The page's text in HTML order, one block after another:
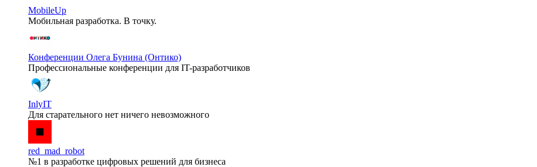
MobileUp
Мобильная разработка. В точку.
Конференции Олега Бунина (Онтико)
Профессиональные конференции для IT-разработчиков
InlyIT
Для старательного нет ничего невозможного
red_mad_robot
№1 в разработке цифровых решений для бизнеса